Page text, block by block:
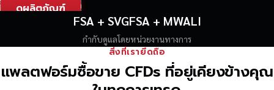
ดูผลิตภัณฑ์
FSA + SVGFSA + MWALI
กำกับดูแลโดยหน่วยงานทางการ
สิ่งที่เรายึดถือ
แพลตฟอร์มซื้อขาย CFDs ที่อยู่เคียงข้างคุณ